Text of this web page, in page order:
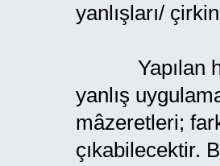
yanlışları/
Yapılan
yanlış
mâzeretleri;
çıkabilecektir.